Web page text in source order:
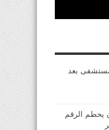
بعد
يحطم الرقم